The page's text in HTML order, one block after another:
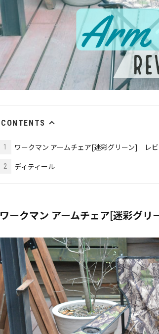
CONTENTS
1 ワークマン アームチェア[迷彩グリーン] レ
2 ディティール
ワークマン アームチェア[迷彩グ